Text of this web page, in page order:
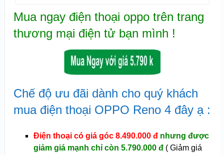
Mua ngay điện thoại oppo trên trang
thương mại điện tử bạn mình !
Chế độ ưu đãi dành cho quý khách
mua điện thoại OPPO Reno 4 đây ạ :
Điện thoại có giá góc 8.490.000 đ nhưng được
giảm giá mạnh chỉ còn 5.790.000 đ( Giảm giá